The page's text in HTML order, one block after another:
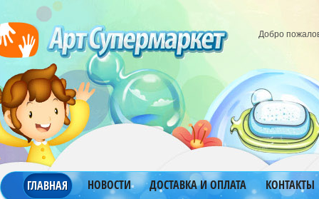
Добро
ГЛАВНАЯ НОВОСТИ ДОСТАВКА И ОПЛАТА
КОНТАКТЫ